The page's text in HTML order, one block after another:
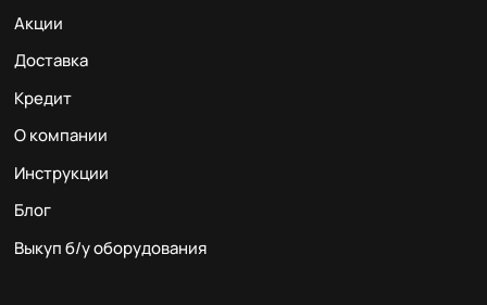
Акции
Доставка
Кредит
О компании
Инструкции
Блог
Выкуп б/у оборудования